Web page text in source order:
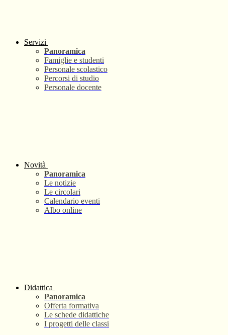
Servizi
Panoramica
Famiglie e studenti
Personale scolastico
Percorsi di studio
Personale docente
Novità
Panoramica
Le notizie
Le circolari
Calendario eventi
Albo online
Didattica
Panoramica
Offerta formativa
Le schede didattiche
I progetti delle classi